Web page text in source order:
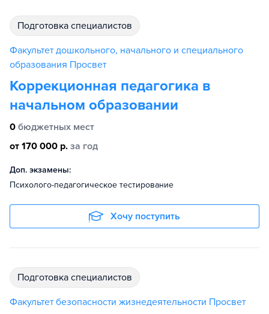
подготовка специалистов
Факультет дошкольного, начального и специального
образования Просвет
Коррекционная педагогика в
начальном образовании
0 бюджетных мест
от 170 000 р. за год
Доп. экзамены:
Психолого-педагогическое тестирование
Хочу поступить
подготовка специалистов
Факультет безопасности жизнедеятельности Просвет